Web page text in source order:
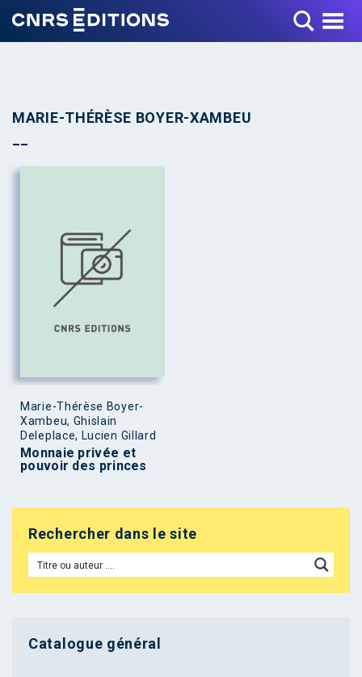
Toggle Menu
MARIE-THÉRÈSE BOYER-XAMBEU
Marie-Thérèse Boyer-
Xambeu, Ghislain
Deleplace, Lucien Gillard
Monnaie privée et
pouvoir des princes
Rechercher dans le site
Catalogue général